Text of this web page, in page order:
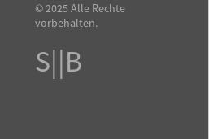
© 2025 Alle Rechte
vorbehalten.
S||B